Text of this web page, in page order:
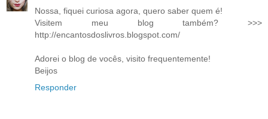
Nossa, fiquei curiosa agora, quero saber quem é!
Visitem meu blog também? >>>
http://encantosdoslivros.blogspot.com/
Adorei o blog de vocês, visito frequentemente!
Beijos
Responder